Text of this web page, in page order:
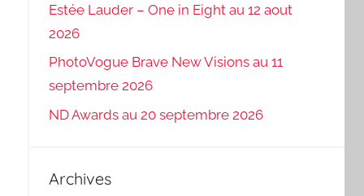
Estée Lauder – One in Eight au 12 aout
2026
PhotoVogue Brave New Visions au 11
septembre 2026
ND Awards au 20 septembre 2026
Archives